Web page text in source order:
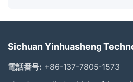
Sichuan Yinhuasheng
電話番号: +86-137-7805-1573